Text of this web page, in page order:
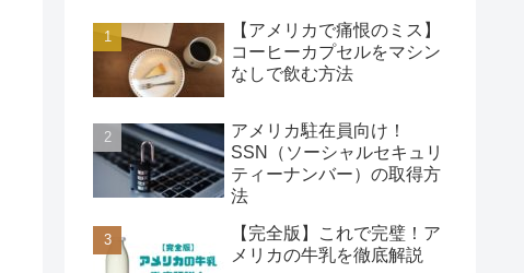
【アメリカで痛恨のミス】
コーヒーカプセルをマシン
なしで飲む方法
アメリカ駐在員向け！
SSN（ソーシャルセキュリ
ティーナンバー）の取得方
法
【完全版】これで完璧！ア
メリカの牛乳を徹底解説